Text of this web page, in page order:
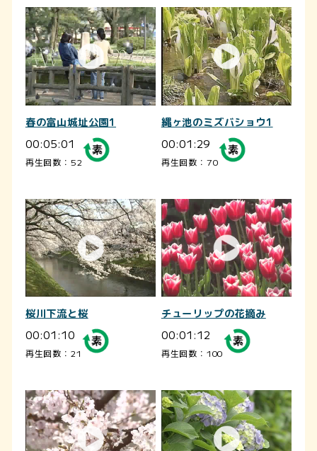
春の富山城址公園1
00:05:01
再生回数：52
縄ヶ池のミズバショウ1
00:01:29
再生回数：70
桜川下流と桜
00:01:10
再生回数：21
チューリップの花摘み
00:01:12
再生回数：100